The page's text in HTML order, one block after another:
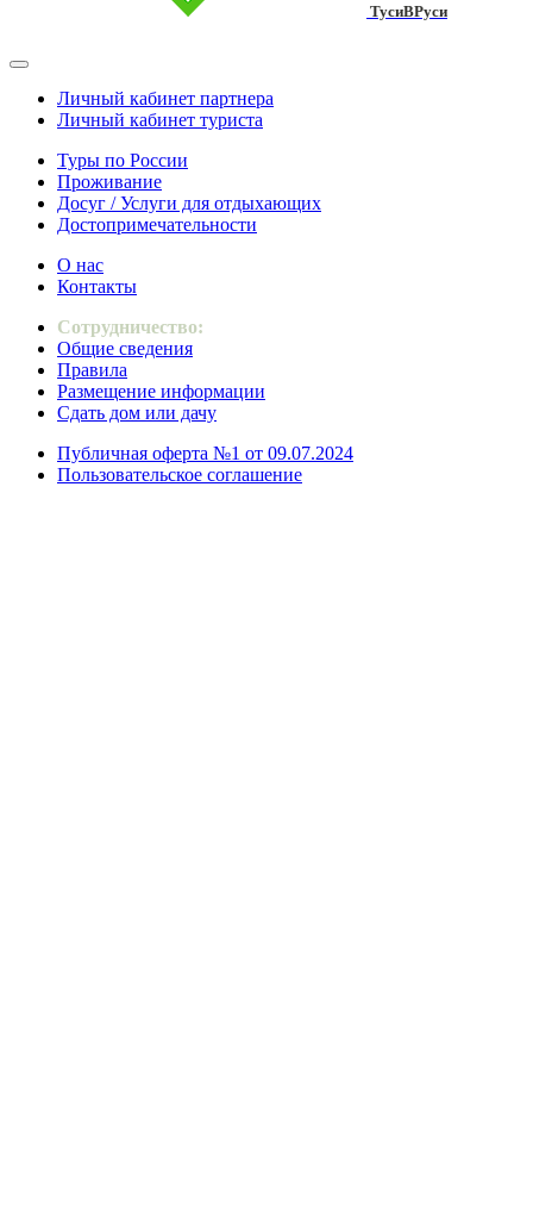
ТусиВРуси
Личный кабинет партнера
Личный кабинет туриста
Туры по России
Проживание
Досуг / Услуги для отдыхающих
Достопримечательности
О нас
Контакты
Сотрудничество:
Общие сведения
Правила
Размещение информации
Сдать дом или дачу
Публичная оферта №1 от 09.07.2024
Пользовательское соглашение